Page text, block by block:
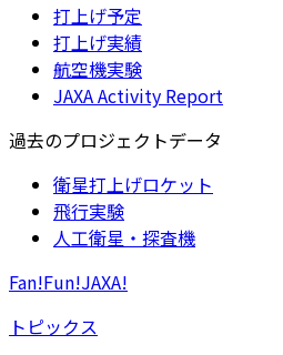
打上げ予定
打上げ実績
航空機実験
JAXA Activity Report
過去のプロジェクトデータ
衛星打上げロケット
飛行実験
人工衛星・探査機
Fan!Fun!JAXA!
トピックス